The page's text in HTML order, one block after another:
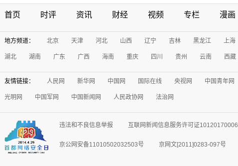
首页 时评 资讯 财经 视频 专栏 漫画
地方频道： 北京 天津 河北 山西 辽宁 吉林 黑龙江 上海
湖北 湖南 广东 广西 海南 重庆 四川 贵州 云南 西藏
友情链接： 人民网 新华网 中国网 国际在线 央视网 中国青年网
光明网 中国军网 中国新闻网 人民政协网 法治网
违法和不良信息举报 互联网新闻信息服务许可证10120170006
京公网安备11010502032503号 京网文[2011]0283-097号